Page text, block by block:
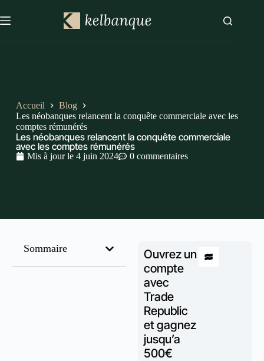
Accueil
Blog
Les néobanques relancent la conquête commerciale avec les
comptes rémunérés
Les néobanques relancent la conquête commerciale
avec les comptes rémunérés
Mis à jour le 4 juin 2024 0 commentaires
Sommaire
Ouvrez un
compte
avec
Trade
Republic
et gagnez
jusqu’a
500€